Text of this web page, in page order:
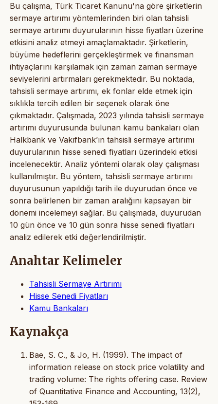
Bu çalışma, Türk Ticaret Kanunu'na göre şirketlerin
sermaye artırımı yöntemlerinden biri olan tahsisli
sermaye artırımı duyurularının hisse fiyatları üzerine
etkisini analiz etmeyi amaçlamaktadır. Şirketlerin,
büyüme hedeflerini gerçekleştirmek ve finansman
ihtiyaçlarını karşılamak için zaman zaman sermaye
seviyelerini artırmaları gerekmektedir. Bu noktada,
tahsisli sermaye artırımı, ek fonlar elde etmek için
sıklıkla tercih edilen bir seçenek olarak öne
çıkmaktadır. Çalışmada, 2023 yılında tahsisli sermaye
artırımı duyurusunda bulunan kamu bankaları olan
Halkbank ve Vakıfbank’ın tahsisli sermaye artırımı
duyurularının hisse senedi fiyatları üzerindeki etkisi
incelenecektir. Analiz yöntemi olarak olay çalışması
kullanılmıştır. Bu yöntem, tahsisli sermaye artırımı
duyurusunun yapıldığı tarih ile duyurudan önce ve
sonra belirlenen bir zaman aralığını kapsayan bir
dönemi incelemeyi sağlar. Bu çalışmada, duyurudan
10 gün önce ve 10 gün sonra hisse senedi fiyatları
analiz edilerek etki değerlendirilmiştir.
Anahtar Kelimeler
Tahsisli Sermaye Artırımı
Hisse Senedi Fiyatları
Kamu Bankaları
Kaynakça
Bae, S. C., & Jo, H. (1999). The impact of
information release on stock price volatility and
trading volume: The rights offering case. Review
of Quantitative Finance and Accounting, 13(2),